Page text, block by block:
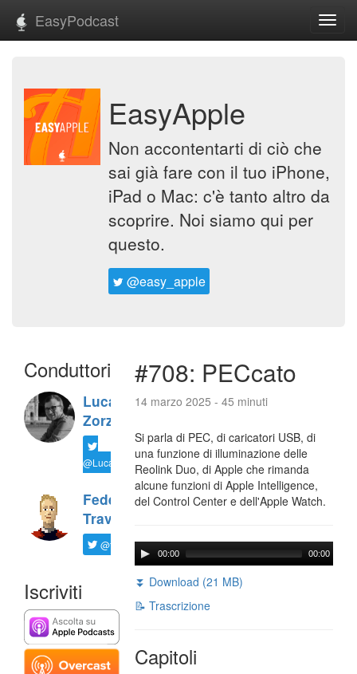
EasyPodcast
EasyApple
Non accontentarti di ciò che
sai già fare con il tuo iPhone,
iPad o Mac: c'è tanto altro da
scoprire. Noi siamo qui per
questo.
@easy_apple
Conduttori
Luca
Zorzi
@LucaTNT
Federico
Travaini
@ftrava
Iscriviti
#708: PECcato
14 marzo 2025 - 45 minuti
Si parla di PEC, di caricatori USB, di
una funzione di illuminazione delle
Reolink Duo, di Apple che rimanda
alcune funzioni di Apple Intelligence,
del Control Center e dell'Apple Watch.
00:00 00:00
⏬ Download (21 MB)
📝 Trascrizione
Capitoli